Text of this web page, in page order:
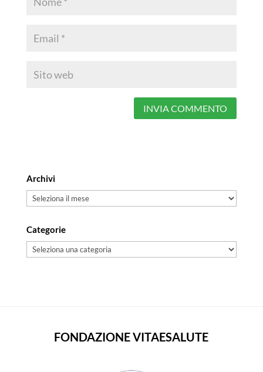
Archivi
Archivi
Categorie
Categorie
FONDAZIONE VITAESALUTE